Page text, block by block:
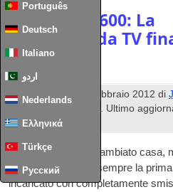
Português
Deutsch
Italiano
اردو
Nederlands
Ελληνικά
Türkçe
Русский
Blackgold 3600: La
nuova scheda TV
Pubblicato 14 febbraio 2012 di
. Ultimo
2012.
Recentemente ho cambiato casa,
che ho ripristinato (sempre la
incaricato con completamente